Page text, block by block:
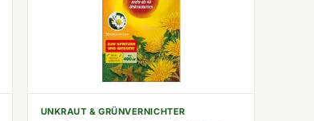
UNKRAUT & GRÜNVERNICHTER